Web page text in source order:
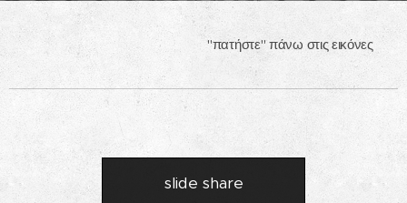
"πατήστε" πάνω στις εικόνες
slide share